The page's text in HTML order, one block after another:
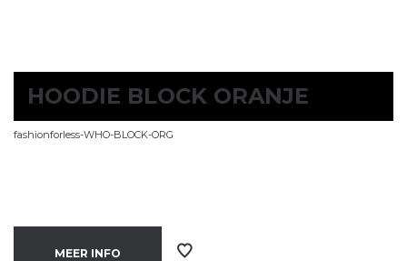
HOODIE BLOCK ORANJE
fashionforless-WHO-BLOCK-ORG
MEER INFO